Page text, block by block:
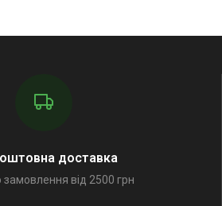
доставка
від 2500 грн